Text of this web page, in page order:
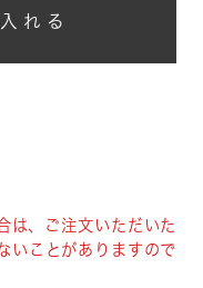
れる
は、ご注文いただいた
いことがありますので